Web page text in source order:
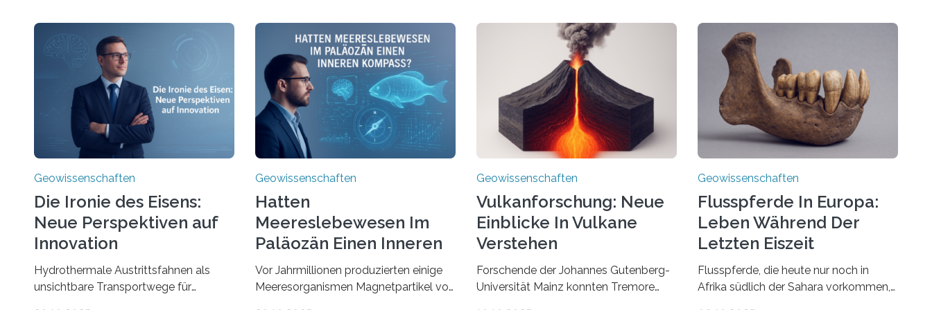
Geowissenschaften
Die Ironie des Eisens:
Neue Perspektiven auf
Innovation
Hydrothermale Austrittsfahnen als
unsichtbare Transportwege für
Geowissenschaften
Hatten
Meereslebewesen Im
Paläozän Einen Inneren
Kompass?
Vor Jahrmillionen produzierten einige
Meeresorganismen Magnetpartikel von
Geowissenschaften
Vulkanforschung: Neue
Einblicke In Vulkane
Verstehen
Forschende der Johannes Gutenberg-
Universität Mainz konnten Tremore
Geowissenschaften
Flusspferde In Europa:
Leben Während Der
Letzten Eiszeit
Flusspferde, die heute nur noch in
Afrika südlich der Sahara vorkommen,